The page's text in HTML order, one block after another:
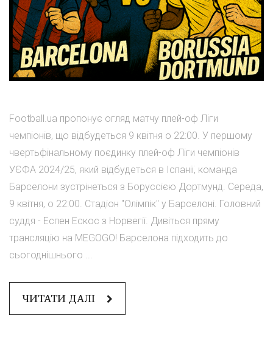
Football.ua пропонує огляд матчу плей-оф Ліги
чемпіонів, що відбудеться 9 квітня о 22:00. У першому
чвертьфінальному поєдинку плей-оф Ліги чемпіонів
УЄФА 2024/25, який відбудеться в Іспанії, команда
Барселони зустрінеться з Боруссією Дортмунд. Середа,
9 квітня, о 22:00. Стадіон "Олімпік" у Барселоні. Головний
суддя - Еспен Ескос з Норвегії. Дивіться пряму
трансляцію на MEGOGO! Барселона підходить до
сьогоднішнього ...
ЧИТАТИ ДАЛІ